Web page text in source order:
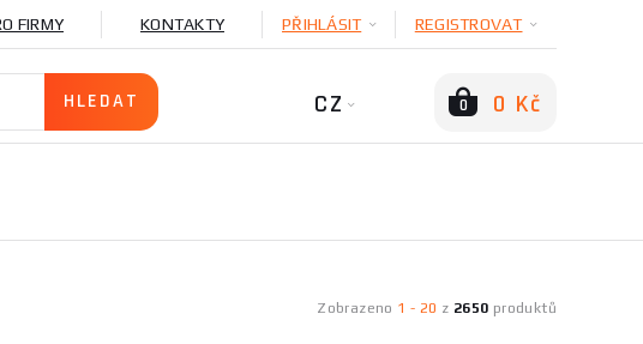
FIRMY KONTAKTY PŘIHLÁSIT REGISTROVAT
CZ 0 0 Kč
Zobrazeno 1 - 20 z 2650 produktů